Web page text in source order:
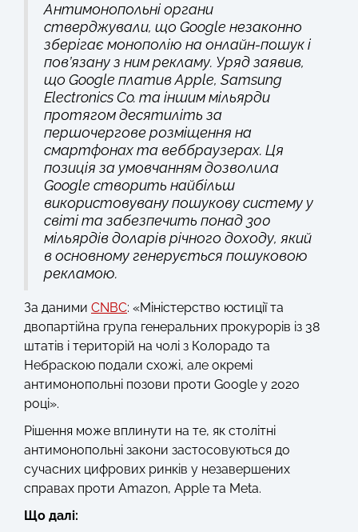
Антимонопольні органи
стверджували, що Google незаконно
зберігає монополію на онлайн-пошук і
пов’язану з ним рекламу. Уряд заявив,
що Google платив Apple, Samsung
Electronics Co. та іншим мільярди
протягом десятиліть за
першочергове розміщення на
смартфонах та веббраузерах. Ця
позиція за умовчанням дозволила
Google створить найбільш
використовувану пошукову систему у
світі та забезпечить понад 300
мільярдів доларів річного доходу, який
в основному генерується пошуковою
рекламою.
За даними CNBC: «Міністерство юстиції та
двопартійна група генеральних прокурорів із 38
штатів і територій на чолі з Колорадо та
Небраскою подали схожі, але окремі
антимонопольні позови проти Google у 2020
році».
Рішення може вплинути на те, як столітні
антимонопольні закони застосовуються до
сучасних цифрових ринків у незавершених
справах проти Amazon, Apple та Meta.
Що далі: